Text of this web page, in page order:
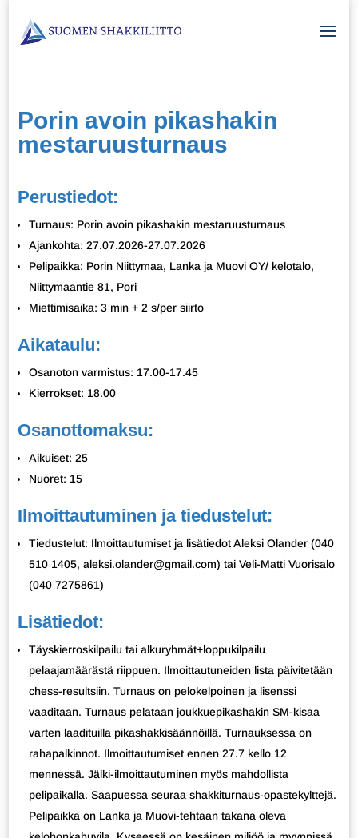
Porin avoin pikashakin
mestaruusturnaus
Perustiedot:
Turnaus: Porin avoin pikashakin mestaruusturnaus
Ajankohta: 27.07.2026-27.07.2026
Pelipaikka: Porin Niittymaa, Lanka ja Muovi OY/ kelotalo,
Niittymaantie 81, Pori
Miettimisaika: 3 min + 2 s/per siirto
Aikataulu:
Osanoton varmistus: 17.00-17.45
Kierrokset: 18.00
Osanottomaksu:
Aikuiset: 25
Nuoret: 15
Ilmoittautuminen ja tiedustelut:
Tiedustelut: Ilmoittautumiset ja lisätiedot Aleksi Olander (040
510 1405, aleksi.olander@gmail.com) tai Veli-Matti Vuorisalo
(040 7275861)
Lisätiedot:
Täyskierroskilpailu tai alkuryhmät+loppukilpailu
pelaajamäärästä riippuen. Ilmoittautuneiden lista päivitetään
chess-resultsiin. Turnaus on pelokelpoinen ja lisenssi
vaaditaan. Turnaus pelataan joukkuepikashakin SM-kisaa
varten laadituilla pikashakkisäännöillä. Turnauksessa on
rahapalkinnot. Ilmoittautumiset ennen 27.7 kello 12
mennessä. Jälki-ilmoittautuminen myös mahdollista
pelipaikalla. Saapuessa seuraa shakkiturnaus-opastekylttejä.
Pelipaikka on Lanka ja Muovi-tehtaan takana oleva